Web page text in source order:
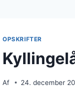
OPSKRIFTER
Af 24. december